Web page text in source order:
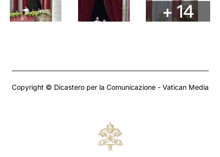
+ 14
Copyright © Dicastero per la Comunicazione - Vatican Media